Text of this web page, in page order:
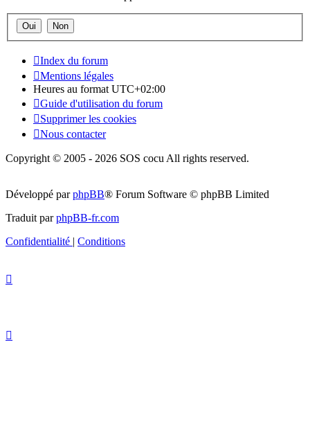
Index du forum
Mentions légales
Heures au format UTC+02:00
Guide d'utilisation du forum
Supprimer les cookies
Nous contacter
Copyright © 2005 - 2026 SOS cocu All rights reserved.
Développé parphpBB® Forum Software © phpBB Limited
Traduit parphpBB-fr.com
Confidentialité | Conditions